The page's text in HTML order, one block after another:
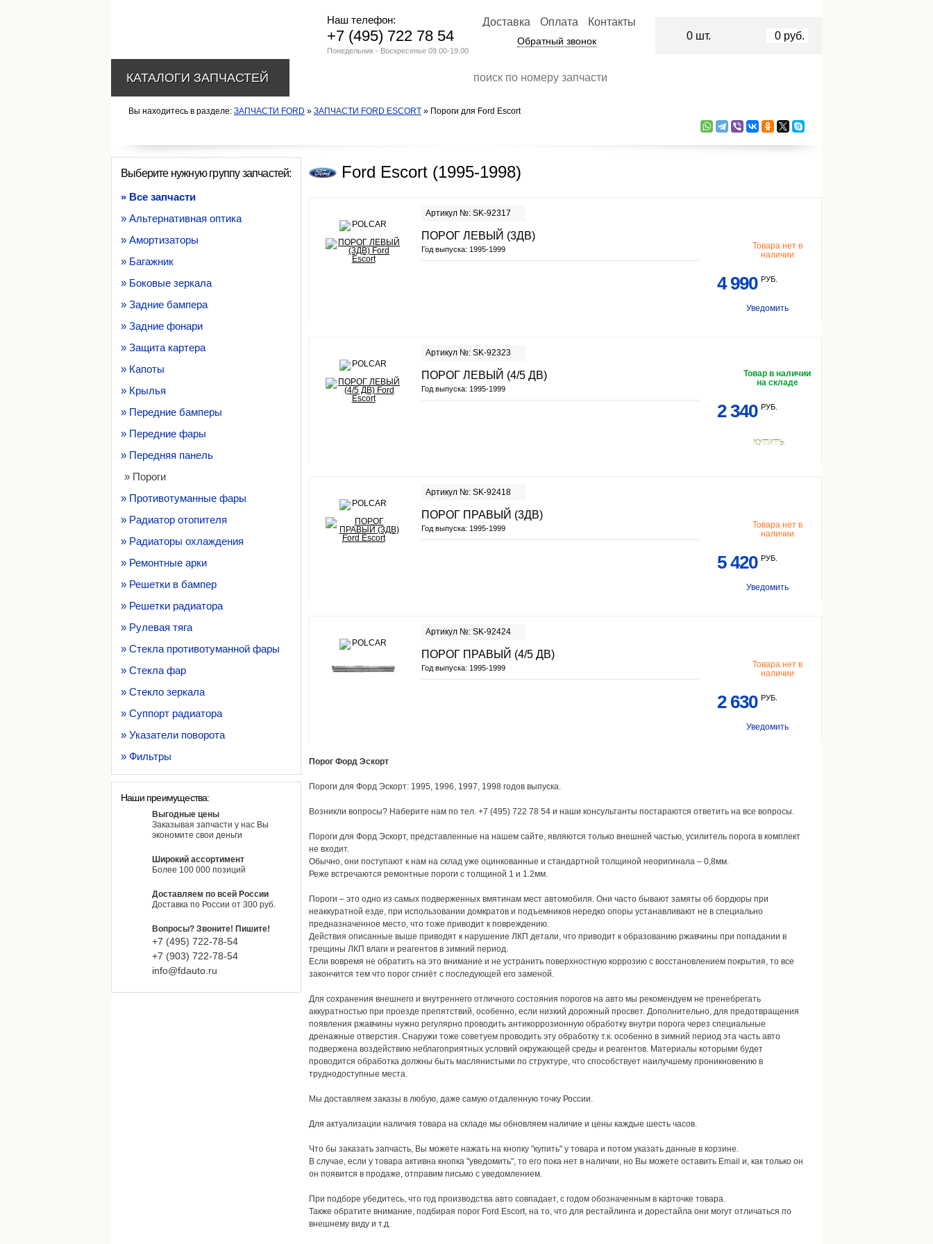
Вы находитесь в разделе: ЗАПЧАСТИ FORD » ЗАПЧАСТИ FORD ESCORT » Пороги для Ford Escort
Ford Escort (1995-1998)
Артикул №: SK-92317
ПОРОГ ЛЕВЫЙ (3ДВ)
Год выпуска: 1995-1999
Товара нет в
наличии
4 990 РУБ.
Уведомить
Артикул №: SK-92323
ПОРОГ ЛЕВЫЙ (4/5 ДВ)
Год выпуска: 1995-1999
Товар в наличии
на складе
2 340 РУБ.
КУПИТЬ
Артикул №: SK-92418
ПОРОГ ПРАВЫЙ (3ДВ)
Год выпуска: 1995-1999
Товара нет в
наличии
5 420 РУБ.
Уведомить
Артикул №: SK-92424
ПОРОГ ПРАВЫЙ (4/5 ДВ)
Год выпуска: 1995-1999
Товара нет в
наличии
2 630 РУБ.
Уведомить
Порог Форд Эскорт
Пороги для Форд Эскорт: 1995, 1996, 1997, 1998 годов выпуска.
Возникли вопросы? Наберите нам по тел. +7 (495) 722 78 54 и наши консультанты постараются ответить на все вопросы.
Пороги для Форд Эскорт, представленные на нашем сайте, являются только внешней частью, усилитель порога в комплект
не входит.
Обычно, они поступают к нам на склад уже оцинкованные и стандартной толщиной неоригинала – 0,8мм.
Реже встречаются ремонтные пороги с толщиной 1 и 1.2мм.
Пороги – это одно из самых подверженных вмятинам мест автомобиля. Они часто бывают замяты об бордюры при
неаккуратной езде, при использовании домкратов и подъемников нередко опоры устанавливают не в специально
предназначенное место, что тоже приводит к повреждению.
Действия описанные выше приводят к нарушение ЛКП детали, что приводит к образованию ржавчины при попадании в
трещины ЛКП влаги и реагентов в зимний период.
Если вовремя не обратить на это внимание и не устранить поверхностную коррозию с восстановлением покрытия, то все
закончится тем что порог сгниёт с последующей его заменой.
Для сохранения внешнего и внутреннего отличного состояния порогов на авто мы рекомендуем не пренебрегать
аккуратностью при проезде препятствий, особенно, если низкий дорожный просвет. Дополнительно, для предотвращения
появления ржавчины нужно регулярно проводить антикоррозионную обработку внутри порога через специальные
дренажные отверстия. Снаружи тоже советуем проводить эту обработку т.к. особенно в зимний период эта часть авто
подвержена воздействию неблагоприятных условий окружающей среды и реагентов. Материалы которыми будет
проводится обработка должны быть маслянистыми по структуре, что способствует наилучшему проникновению в
труднодоступные места.
Мы доставляем заказы в любую, даже самую отдаленную точку России.
Для актуализации наличия товара на складе мы обновляем наличие и цены каждые шесть часов.
Что бы заказать запчасть, Вы можете нажать на кнопку "купить" у товара и потом указать данные в корзине.
В случае, если у товара активна кнопка "уведомить", то его пока нет в наличии, но Вы можете оставить Email и, как только он
он появится в продаже, отправим письмо с уведомлением.
При подборе убедитесь, что год производства авто совпадает, с годом обозначенным в карточке товара.
Также обратите внимание, подбирая порог Ford Escort, на то, что для рестайлинга и дорестайла они могут отличаться по
внешнему виду и т.д.
Выберите нужную группу запчастей:
» Все запчасти
» Альтернативная оптика
» Амортизаторы
» Багажник
» Боковые зеркала
» Задние бампера
» Задние фонари
» Защита картера
» Капоты
» Крылья
» Передние бамперы
» Передние фары
» Передняя панель
» Пороги
» Противотуманные фары
» Радиатор отопителя
» Радиаторы охлаждения
» Ремонтные арки
» Решетки в бампер
» Решетки радиатора
» Рулевая тяга
» Стекла противотуманной фары
» Стекла фар
» Стекло зеркала
» Суппорт радиатора
» Указатели поворота
» Фильтры
Наши преимущества:
Выгодные цены
Заказывая запчасти у нас Вы
экономите свои деньги
Широкий ассортимент
Более 100 000 позиций
Доставляем по всей России
Доставка по России от 300 руб.
Вопросы? Звоните! Пишите!
+7 (495) 722-78-54
+7 (903) 722-78-54
info@fdauto.ru
Наш телефон:
+7 (495) 722 78 54
Понедельник - Воскресенье 09.00-19.00
Доставка Оплата Контакты
Обратный звонок 0 шт. 0 руб.
КАТАЛОГИ ЗАПЧАСТЕЙ